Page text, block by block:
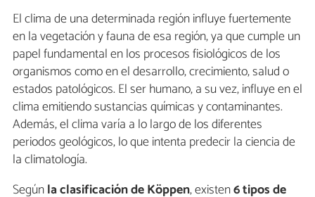
El clima de una determinada región influye fuertemente
en la vegetación y fauna de esa región, ya que cumple un
papel fundamental en los procesos fisiológicos de los
organismos como en el desarrollo, crecimiento, salud o
estados patológicos. El ser humano, a su vez, influye en el
clima emitiendo sustancias químicas y contaminantes.
Además, el clima varía a lo largo de los diferentes
periodos geológicos, lo que intenta predecir la ciencia de
la climatología.
Segúnla clasificación de Köppen, existen6 tipos de